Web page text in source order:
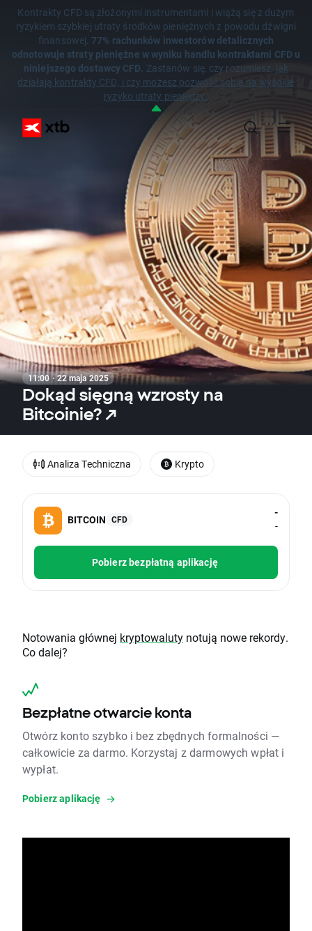
Kontrakty CFD są złożonymi instrumentami i wiążą się z dużym
ryzykiem szybkiej utraty środków pieniężnych z powodu dźwigni
finansowej. 77% rachunków inwestorów detalicznych
odnotowuje straty pieniężne w wyniku handlu kontraktami CFD u
niniejszego dostawcy CFD. Zastanów się, czy rozumiesz, jak
działają kontrakty CFD, i czy możesz pozwolić sobie na wysokie
ryzyko utraty pieniędzy.
11:00 · 22 maja 2025
Dokąd sięgną wzrosty na
Bitcoinie? ↗️
BITCOIN CFD
-
-
Pobierz bezpłatną aplikację
Notowania głównej kryptowaluty notują nowe rekordy.
Co dalej?
Bezpłatne otwarcie konta
Otwórz konto szybko i bez zbędnych formalności —
całkowicie za darmo. Korzystaj z darmowych wpłat i
wypłat.
Pobierz aplikację
Analiza Techniczna Krypto